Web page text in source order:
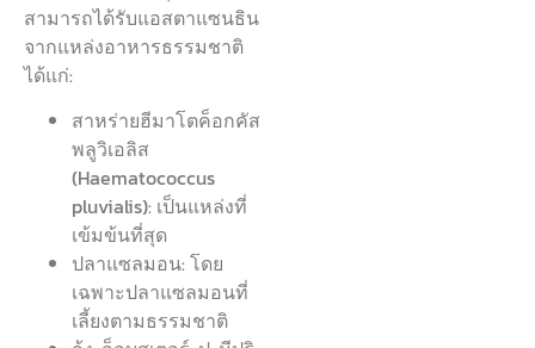
สามารถได้รับแอสตาแซนธิน
จากแหล่งอาหารธรรมชาติ
ได้แก่:
สาหร่ายฮีมาโตค็อกคัส
พลูวิเอลิส
(Haematococcus
pluvialis): เป็นแหล่งที่
เข้มข้นที่สุด
ปลาแซลมอน: โดย
เฉพาะปลาแซลมอนที่
เลี้ยงตามธรรมชาติ